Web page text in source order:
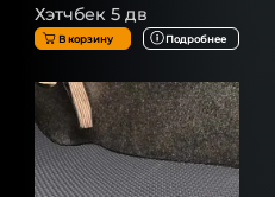
Хэтчбек 5 дв
В корзину Подробнее